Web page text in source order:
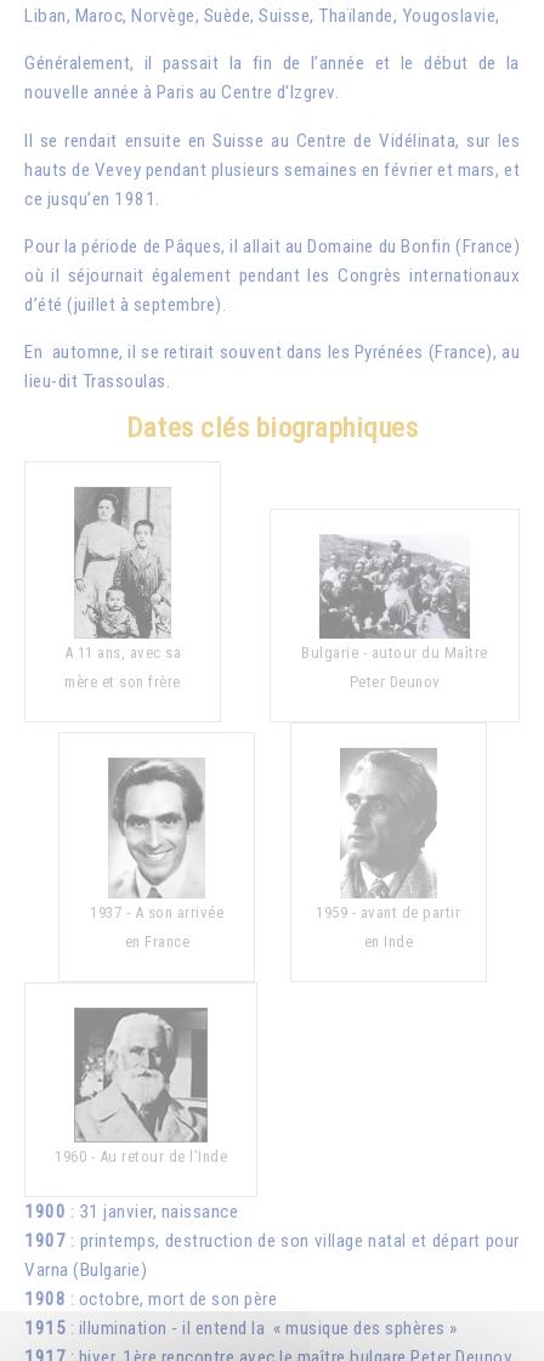
Liban, Maroc, Norvège, Suède, Suisse, Thaïlande, Yougoslavie,
Généralement, il passait la fin de l’année et le début de la
nouvelle année à Paris au Centre d'Izgrev.
Il se rendait ensuite en Suisse au Centre de Vidélinata, sur les
hauts de Vevey pendant plusieurs semaines en février et mars, et
ce jusqu’en 1981.
Pour la période de Pâques, il allait au Domaine du Bonfin (France)
où il séjournait également pendant les Congrès internationaux
d’été (juillet à septembre).
En automne, il se retirait souvent dans les Pyrénées (France), au
lieu-dit Trassoulas.
Dates clés biographiques
A 11 ans, avec sa
mère et son frère
Bulgarie - autour du Maître
Peter Deunov
1937 - A son arrivée
en France
1959 - avant de partir
en Inde
1960 - Au retour de l’Inde
1900 : 31 janvier, naissance
1907 : printemps, destruction de son village natal et départ pour
Varna (Bulgarie)
1908 : octobre, mort de son père
1915 : illumination - il entend la « musique des sphères »